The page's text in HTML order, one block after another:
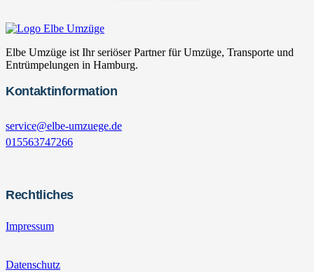
Elbe Umzüge ist Ihr seriöser Partner für Umzüge, Transporte und
Entrümpelungen in Hamburg.
Kontaktinformation
service@elbe-umzuege.de
015563747266
Rechtliches
Impressum
Datenschutz